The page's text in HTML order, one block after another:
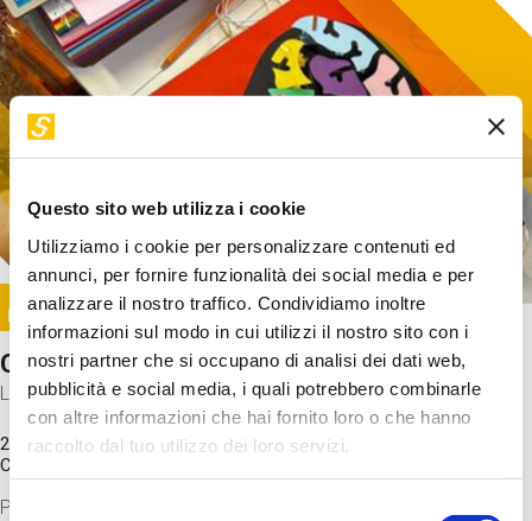
Questo sito web utilizza i cookie
Utilizziamo i cookie per personalizzare contenuti ed
annunci, per fornire funzionalità dei social media e per
analizzare il nostro traffico. Condividiamo inoltre
informazioni sul modo in cui utilizzi il nostro sito con i
nostri partner che si occupano di analisi dei dati web,
pubblicità e social media, i quali potrebbero combinarle
con altre informazioni che hai fornito loro o che hanno
raccolto dal tuo utilizzo dei loro servizi.
Selezione
Image
SUNDAY@STEP
Come funziona il cervello?
Laboratorio
20 Set 2026 / 11:15 - 13:00
Costo
Proveremo a costruire un cervello in cartoncino cercando di